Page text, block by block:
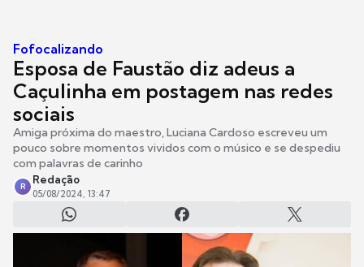
Fofocalizando
Esposa de Faustão diz adeus a
Caçulinha em postagem nas redes
sociais
Amiga próxima do maestro, Luciana Cardoso escreveu um
pouco sobre momentos vividos com o músico e se despediu
com palavras de carinho
R
Redação
05/08/2024, 13:47